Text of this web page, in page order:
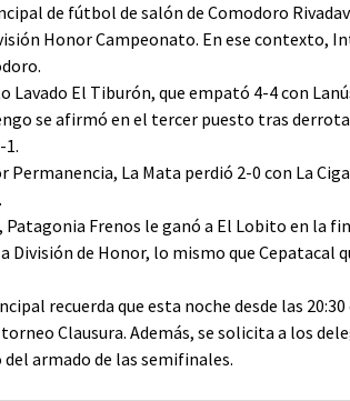
de fútbol de salón de Comodoro
Honor Campeonato. En ese contexto,
Lavado El Tiburón, que empató 4-4 con
se afirmó en el tercer puesto tras
1.
Permanencia, La Mata perdió 2-0 con La
Frenos le ganó a El Lobito en la
de Honor, lo mismo que Cepatacal
recuerda que esta noche desde las
Clausura. Además, se solicita a los
armado de las semifinales.